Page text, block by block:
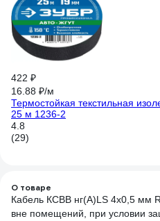
422 ₽
16.88 ₽/м
Термостойкая текстильная
25 м 1236-2
4.8
(29)
О товаре
Кабель КСВВ нг(А)LS 4х0,5 мм
вне помещений, при условии